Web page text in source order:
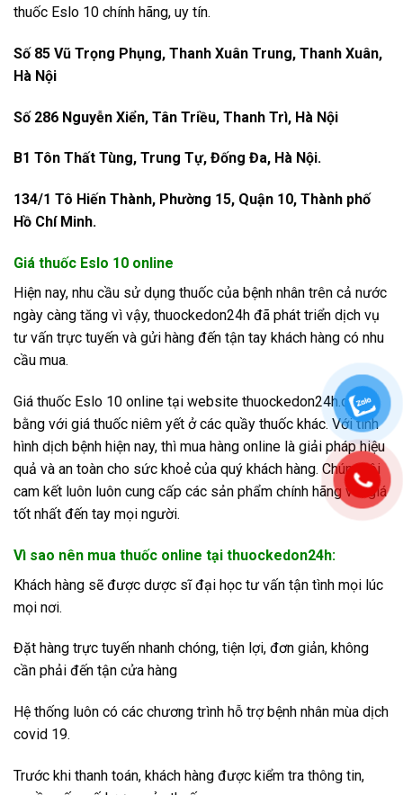
thuốc Eslo 10 chính hãng, uy tín.
Số 85 Vũ Trọng Phụng, Thanh Xuân Trung, Thanh Xuân,
Hà Nội
Số 286 Nguyễn Xiển, Tân Triều, Thanh Trì, Hà Nội
B1 Tôn Thất Tùng, Trung Tự, Đống Đa, Hà Nội.
134/1 Tô Hiến Thành, Phường 15, Quận 10, Thành phố
Hồ Chí Minh.
Giá thuốc Eslo 10 online
Hiện nay, nhu cầu sử dụng thuốc của bệnh nhân trên cả nước
ngày càng tăng vì vậy, thuockedon24h đã phát triển dịch vụ
tư vấn trực tuyến và gửi hàng đến tận tay khách hàng có nhu
cầu mua.
Giá thuốc Eslo 10 online tại website thuockedon24h.com
bằng với giá thuốc niêm yết ở các quầy thuốc khác. Với tình
hình dịch bệnh hiện nay, thì mua hàng online là giải pháp hiệu
quả và an toàn cho sức khoẻ của quý khách hàng. Chúng tôi
cam kết luôn luôn cung cấp các sản phẩm chính hãng với giá
tốt nhất đến tay mọi người.
Vì sao nên mua thuốc online tại thuockedon24h:
Khách hàng sẽ được dược sĩ đại học tư vấn tận tình mọi lúc
mọi nơi.
Đặt hàng trực tuyến nhanh chóng, tiện lợi, đơn giản, không
cần phải đến tận cửa hàng
Hệ thống luôn có các chương trình hỗ trợ bệnh nhân mùa dịch
covid 19.
Trước khi thanh toán, khách hàng được kiểm tra thông tin,